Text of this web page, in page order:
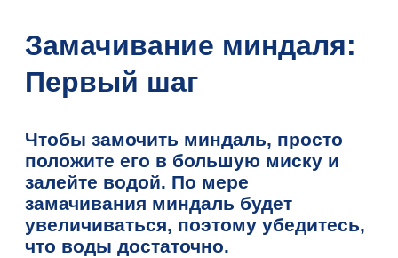
Замачивание миндаля:
Первый шаг
Чтобы замочить миндаль, просто
положите его в большую миску и
залейте водой. По мере
замачивания миндаль будет
увеличиваться, поэтому убедитесь,
что воды достаточно.